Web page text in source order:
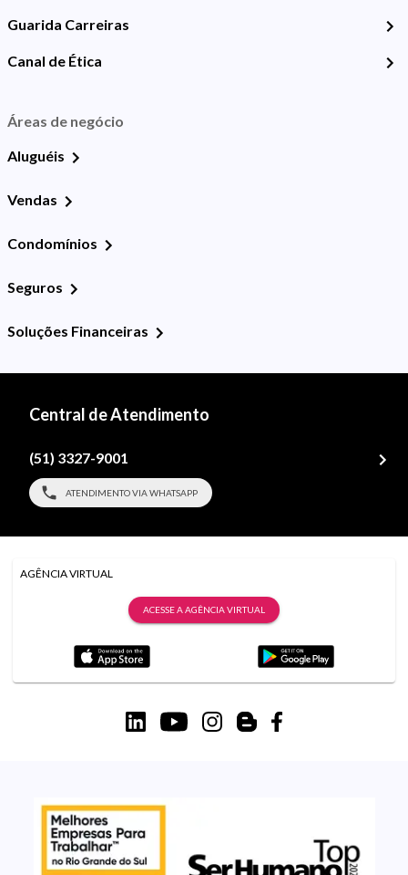
Guarida Carreiras
Canal de Ética
Áreas de negócio
Aluguéis
Vendas
Condomínios
Seguros
Soluções Financeiras
Central de Atendimento
(51) 3327-9001
ATENDIMENTO VIA WHATSAPP
AGÊNCIA VIRTUAL
ACESSE A AGÊNCIA VIRTUAL